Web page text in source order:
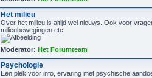
Het milieu
Over het milieu is altijd wel nieuws. Ook voor
milieubewegingen etc
Moderator: Het Forumteam
Psychologie
Een plek voor info, ervaring met psychische